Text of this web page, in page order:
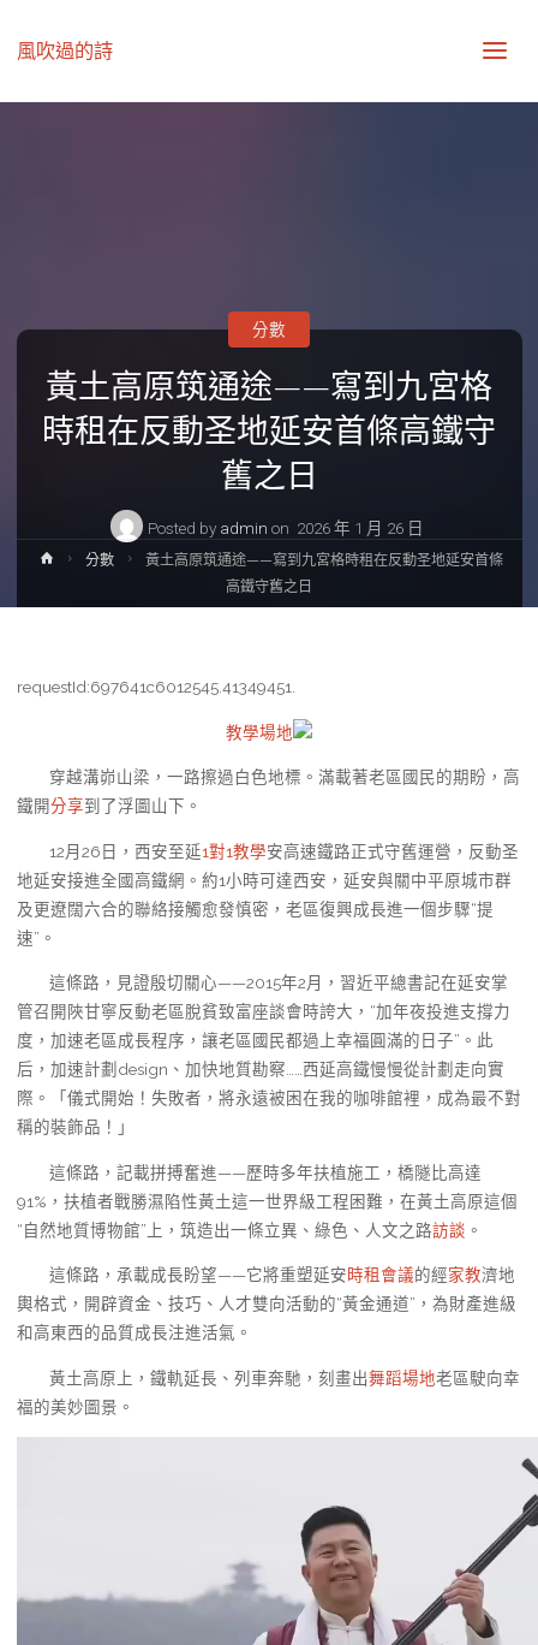
風吹過的詩
黃土高原筑通途——寫到九宮格
時租在反動圣地延安首條高鐵守
舊之日
Posted by admin on 2026 年 1 月 26 日
分數
Home分數
黃土高原筑通途——寫到九宮格時租在反動圣地延安首條
高鐵守舊之日
requestId:697641c6012545.41349451.
教學場地
穿越溝峁山梁，一路擦過白色地標。滿載著老區國民的期盼，高
鐵開分享到了浮圖山下。
12月26日，西安至延1對1教學安高速鐵路正式守舊運營，反動圣
地延安接進全國高鐵網。約1小時可達西安，延安與關中平原城市群
及更遼闊六合的聯絡接觸愈發慎密，老區復興成長進一個步驟“提
速”。
這條路，見證殷切關心——2015年2月，習近平總書記在延安掌
管召開陜甘寧反動老區脫貧致富座談會時誇大，“加年夜投進支撐力
度，加速老區成長程序，讓老區國民都過上幸福圓滿的日子”。此
后，加速計劃design、加快地質勘察……西延高鐵慢慢從計劃走向實
際。「儀式開始！失敗者，將永遠被困在我的咖啡館裡，成為最不對
稱的裝飾品！」
這條路，記載拼搏奮進——歷時多年扶植施工，橋隧比高達
91%，扶植者戰勝濕陷性黃土這一世界級工程困難，在黃土高原這個
“自然地質博物館”上，筑造出一條立異、綠色、人文之路訪談 。
這條路，承載成長盼望——它將重塑延安時租會議的經家教濟地
輿格式，開辟資金、技巧、人才雙向活動的“黃金通道”，為財產進級
和高東西的品質成長注進活氣。
黃土高原上，鐵軌延長、列車奔馳，刻畫出舞蹈場地老區駛向幸
福的美妙圖景。